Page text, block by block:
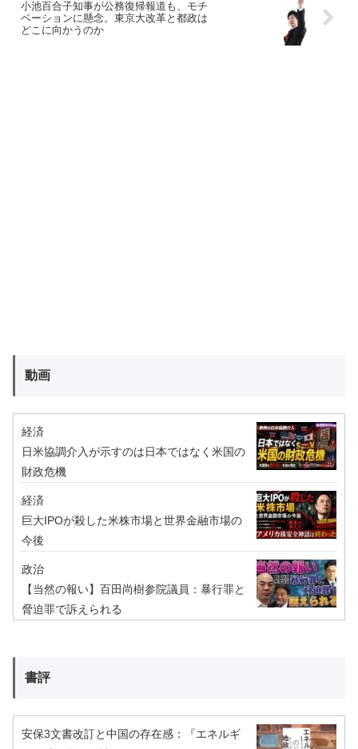
小池百合子知事が公務復帰報道も、モチ
ベーションに懸念。東京大改革と都政は
どこに向かうのか
動画
経済
日米協調介入が示すのは日本ではなく米国の
財政危機
経済
巨大IPOが殺した米株市場と世界金融市場の
今後
政治
【当然の報い】百田尚樹参院議員：暴行罪と
脅迫罪で訴えられる
書評
安保3文書改訂と中国の存在感：『エネルギ